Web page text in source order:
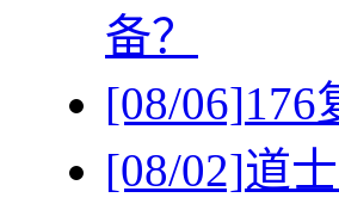
备？
[08/06]176
[08/02]道